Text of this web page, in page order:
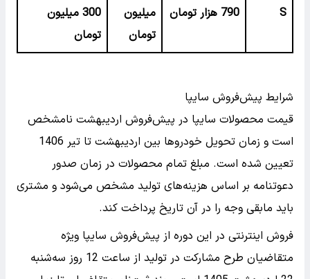
S
790 هزار تومان
میلیون
تومان
300 میلیون
تومان
شرایط پیش‌فروش سایپا
قیمت محصولات سایپا در پیش‌فروش اردیبهشت نامشخص
است و زمان تحویل خودروها بین اردیبهشت تا تیر 1406
تعیین شده است. مبلغ تمام محصولات در زمان صدور
دعوتنامه بر اساس هزینه‌های تولید مشخص می‌شود و مشتری
باید مابقی وجه را در آن تاریخ پرداخت کند.
فروش اینترنتی در این دوره از پیش‌فروش سایپا ویژه
متقاضیان طرح مشارکت در تولید از ساعت 12 روز سه‌شنبه